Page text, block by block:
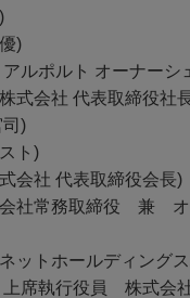
)
ルポルト オーナーシ
式会社 代表取締役社
司)
ト)
会社 代表取締役会長)
社常務取締役 兼 オ
ットホールディング
席執行役員 株式会